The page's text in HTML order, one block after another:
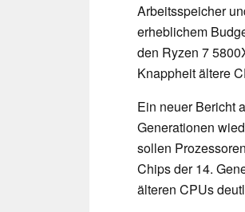
Arbeitsspeicher
erheblichem
den Ryzen 7
Knappheit ältere
Ein neuer Bericht
Generationen
sollen
Chips der 14.
älteren CPUs